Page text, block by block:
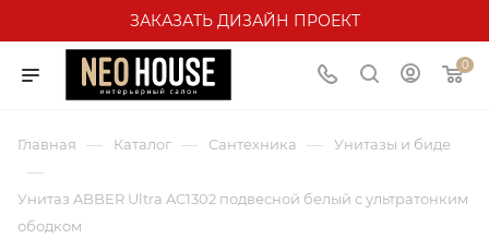
ЗАКАЗАТЬ ДИЗАЙН ПРОЕКТ
0
Главная — Каталог — Сантехника — Унитазы и биде
—
Унитаз ABBER Ultra AC1302 подвесной белый с ультратонким
ободком